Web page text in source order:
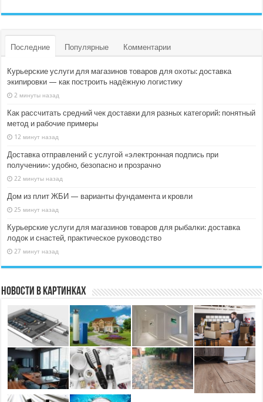
Последние Популярные Комментарии
Курьерские услуги для магазинов товаров для охоты: доставка
экипировки — как построить надёжную логистику
2 минуты назад
Как рассчитать средний чек доставки для разных категорий: понятный
метод и рабочие примеры
12 минут назад
Доставка отправлений с услугой «электронная подпись при
получении»: удобно, безопасно и прозрачно
22 минуты назад
Дом из плит ЖБИ — варианты фундамента и кровли
25 минут назад
Курьерские услуги для магазинов товаров для рыбалки: доставка
лодок и снастей, практическое руководство
27 минут назад
Новости в картинках